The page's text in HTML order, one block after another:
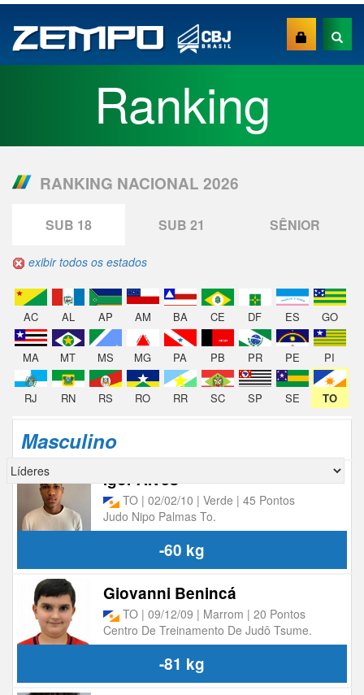
Ranking
RANKING NACIONAL 2026
SUB 18 SUB 21 SÊNIOR
exibir todos os estados
AC AL AP AM BA CE DF ES GO
MA MT MS MG PA PB PR PE PI
RJ RN RS RO RR SC SP SE TO
Masculino
Igor Alves
TO | 02/02/10 | Verde | 45 Pontos
Judo Nipo Palmas To.
-60 kg
Giovanni Benincá
TO | 09/12/09 | Marrom | 20 Pontos
Centro De Treinamento De Judô Tsume.
-81 kg